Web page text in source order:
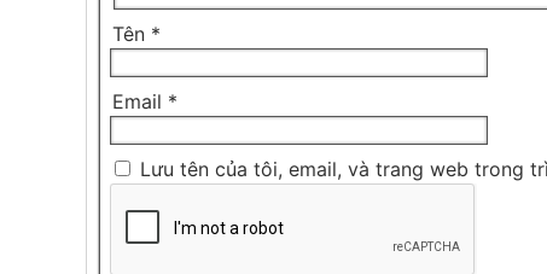
Tên *
Email *
Lưu tên của tôi, email, và trang web trong